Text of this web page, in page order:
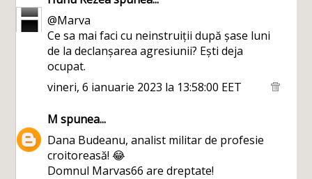
@Marva
Ce sa mai faci cu neinstruiții după șase luni
de la declanșarea agresiunii? Ești deja
ocupat.
vineri, 6 ianuarie 2023 la 13:58:00 EET
M spunea...
Dana Budeanu, analist militar de profesie
croitoreasă! 😂
Domnul Marvas66 are dreptate!